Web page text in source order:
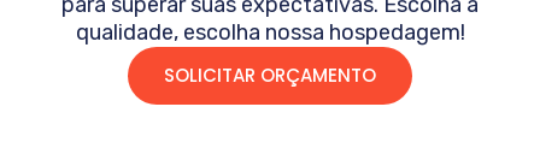
qualidade, escolha nossa hospedagem!
SOLICITAR ORÇAMENTO